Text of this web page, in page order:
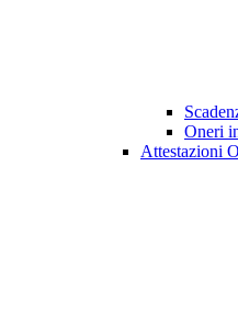
Oneri
Attestazioni